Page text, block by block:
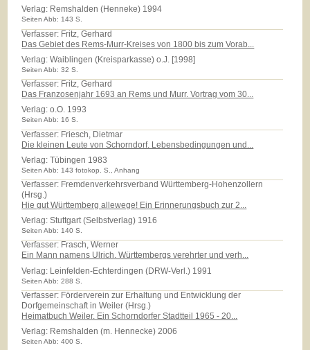
Verlag: Remshalden (Henneke) 1994
Seiten Abb: 143 S.
Verfasser: Fritz, Gerhard
Das Gebiet des Rems-Murr-Kreises von 1800 bis zum Vorab...
Verlag:Waiblingen (Kreisparkasse) o.J. [1998]
Seiten Abb: 32 S.
Verfasser: Fritz, Gerhard
Das Franzosenjahr 1693 an Rems und Murr. Vortrag vom 30...
Verlag:o.O. 1993
Seiten Abb: 16 S.
Verfasser: Friesch, Dietmar
Die kleinen Leute von Schorndorf. Lebensbedingungen und...
Verlag:Tübingen 1983
Seiten Abb: 143 fotokop. S., Anhang
Verfasser: Fremdenverkehrsverband Württemberg-Hohenzollern
(Hrsg.)
Hie gut Württemberg allewege! Ein Erinnerungsbuch zur 2...
Verlag:Stuttgart (Selbstverlag) 1916
Seiten Abb: 140 S.
Verfasser: Frasch, Werner
Ein Mann namens Ulrich. Württembergs verehrter und verh...
Verlag: Leinfelden-Echterdingen (DRW-Verl.) 1991
Seiten Abb: 288 S.
Verfasser: Förderverein zur Erhaltung und Entwicklung der
Dorfgemeinschaft in Weiler (Hrsg.)
Heimatbuch Weiler. Ein Schorndorfer Stadtteil 1965 - 20...
Verlag: Remshalden (m. Hennecke) 2006
Seiten Abb: 400 S.